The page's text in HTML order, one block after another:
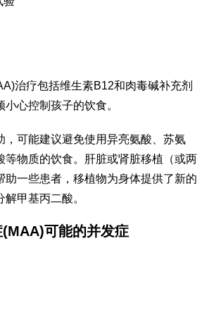
治疗包括维生素B12和肉毒碱补充剂
心控制孩子的饮食。
，可能建议避免使用异亮氨酸、苏氨
等物质的饮食。肝脏或肾脏移植（或两
助一些患者，移植物为身体提供了新的
甲基丙二酸。
可能的并发症